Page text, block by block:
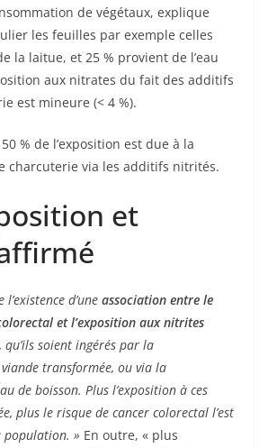
de végétaux, explique
les feuilles par exemple celles
la laitue, et 25 % provient de l’eau
aux nitrates du fait des additifs
est mineure (< 4 %).
50 % de l’exposition est due à la
charcuterie via les additifs nitrités.
et
d’une association entre le
et l’exposition aux nitrites
, qu’ils soient ingérés par la
transformée, ou via la
de boisson. Plus l’exposition à ces
plus le risque de cancer colorectal l’est
population. » En outre, « plus